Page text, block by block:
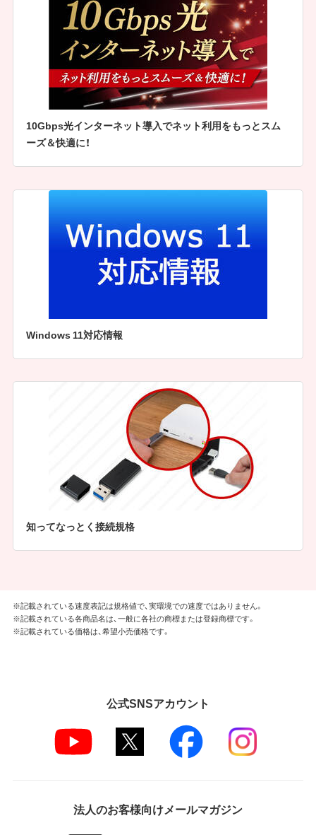
10Gbps光インターネット導入でネット利用をもっとスム
ーズ＆快適に！
Windows 11対応情報
知ってなっとく接続規格
※記載されている速度表記は規格値で、実環境での速度ではありません。
※記載されている各商品名は、一般に各社の商標または登録商標です。
※記載されている価格は、希望小売価格です。
公式SNSアカウント
法人のお客様向けメールマガジン